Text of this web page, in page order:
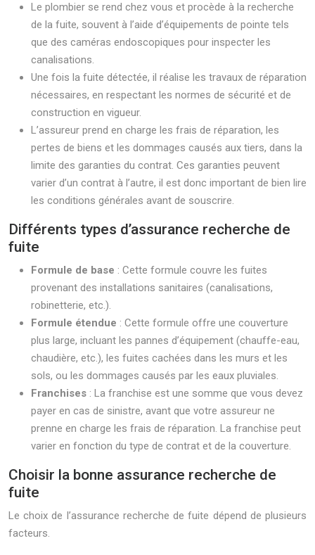
Le plombier se rend chez vous et procède à la recherche
de la fuite, souvent à l’aide d’équipements de pointe tels
que des caméras endoscopiques pour inspecter les
canalisations.
Une fois la fuite détectée, il réalise les travaux de réparation
nécessaires, en respectant les normes de sécurité et de
construction en vigueur.
L’assureur prend en charge les frais de réparation, les
pertes de biens et les dommages causés aux tiers, dans la
limite des garanties du contrat. Ces garanties peuvent
varier d’un contrat à l’autre, il est donc important de bien lire
les conditions générales avant de souscrire.
Différents types d’assurance recherche de
fuite
Formule de base : Cette formule couvre les fuites
provenant des installations sanitaires (canalisations,
robinetterie, etc.).
Formule étendue : Cette formule offre une couverture
plus large, incluant les pannes d’équipement (chauffe-eau,
chaudière, etc.), les fuites cachées dans les murs et les
sols, ou les dommages causés par les eaux pluviales.
Franchises : La franchise est une somme que vous devez
payer en cas de sinistre, avant que votre assureur ne
prenne en charge les frais de réparation. La franchise peut
varier en fonction du type de contrat et de la couverture.
Choisir la bonne assurance recherche de
fuite
Le choix de l’assurance recherche de fuite dépend de plusieurs
facteurs.